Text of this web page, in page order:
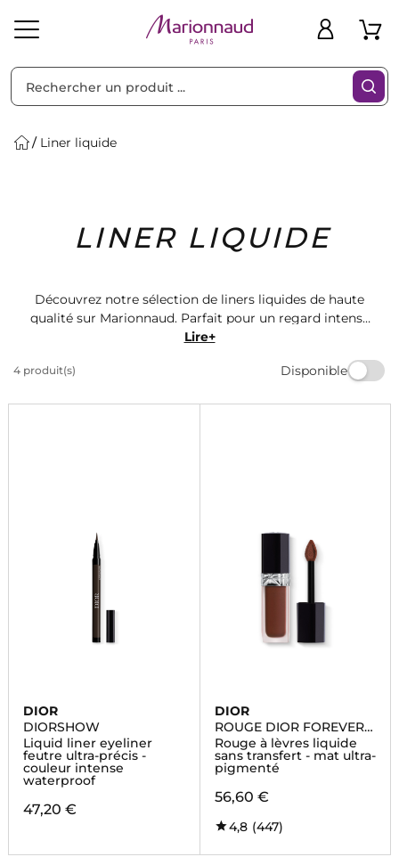
Solaire Homme Marques Idées
Cadeaux
Bons
Plans
Liner liquide
LINER LIQUIDE
Découvrez notre sélection de liners liquides de haute
qualité sur Marionnaud. Parfait pour un regard intense
et sophistiqué, nos liners liquides sont disponibles
s'adapter à tous les styles. Trouvez le liner liquide
Lire+
4 produit(s) Disponible
Filtres
DIOR
DIORSHOW
Liquid liner eyeliner
feutre ultra-précis -
couleur intense
waterproof
47,20 €
DIOR
ROUGE DIOR FOREVER
LIQUID
Rouge à lèvres liquide
sans transfert - mat ultra-
pigmenté
56,60 €
4,8 (447)